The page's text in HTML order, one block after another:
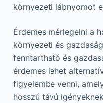
környezeti lábnyomot
Érdemes mérlegelni a
környezeti és
fenntartható és
érdemes lehet
figyelembe venni,
hosszú távú